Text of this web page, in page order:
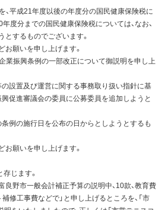
、平成21年度以後の年度分の国民健康保険税に
度分までの国民健康保険税については、なお、
とするものでございます。
お願いを申し上げます。
業振興条例の一部改正について御説明を申し上
の設置及び運営に関する事務取り扱い指針に基
興促進審議会の委員に公募委員を追加しようと
条例の施行日を公布の日からとしようとするも
お願いを申し上げます。
じます。
野市一般会計補正予算の説明中、10款、教育費
修工事費などで」と申し上げるところを、「市